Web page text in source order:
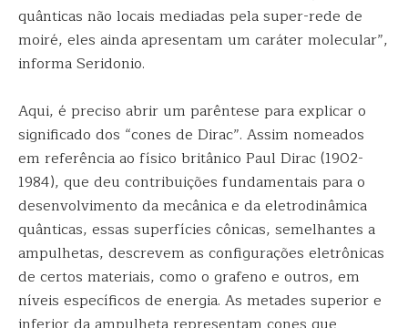
quânticas não locais mediadas pela super-rede de
moiré, eles ainda apresentam um caráter molecular”,
informa Seridonio.
Aqui, é preciso abrir um parêntese para explicar o
significado dos “cones de Dirac”. Assim nomeados
em referência ao físico britânico Paul Dirac (1902-
1984), que deu contribuições fundamentais para o
desenvolvimento da mecânica e da eletrodinâmica
quânticas, essas superfícies cônicas, semelhantes a
ampulhetas, descrevem as configurações eletrônicas
de certos materiais, como o grafeno e outros, em
níveis específicos de energia. As metades superior e